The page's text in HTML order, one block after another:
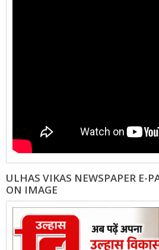
ULHAS VIKAS NEWSPAPER E-
ON IMAGE